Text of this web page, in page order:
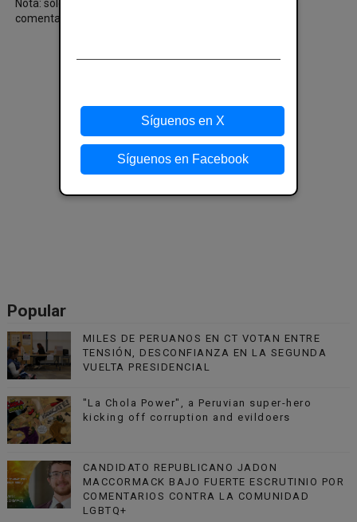
Nota: sólo los miembros de este blog pueden publicar
comentarios.
Popular
MILES DE PERUANOS EN CT VOTAN ENTRE
TENSIÓN, DESCONFIANZA EN LA SEGUNDA
VUELTA PRESIDENCIAL
"La Chola Power", a Peruvian super-hero
kicking off corruption and evildoers
CANDIDATO REPUBLICANO JADON
MACCORMACK BAJO FUERTE ESCRUTINIO POR
COMENTARIOS CONTRA LA COMUNIDAD
LGBTQ+
Síguenos en X
Síguenos en Facebook